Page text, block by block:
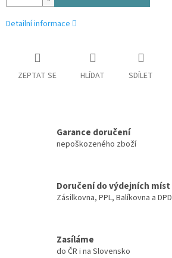
Detailní informace
ZEPTAT SE HLÍDAT SDÍLET
Garance doručení
nepoškozeného zboží
Doručení do výdejních míst
Zásilkovna, PPL, Balíkovna a DPD
Zasíláme
do ČR i na Slovensko